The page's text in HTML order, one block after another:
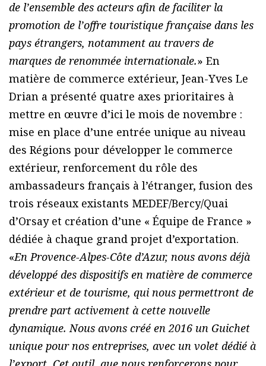
de l’ensemble des acteurs afin de faciliter la
promotion de l’offre touristique française dans les
pays étrangers, notamment au travers de
marques de renommée internationale.» En
matière de commerce extérieur, Jean-Yves Le
Drian a présenté quatre axes prioritaires à
mettre en œuvre d’ici le mois de novembre :
mise en place d’une entrée unique au niveau
des Régions pour développer le commerce
extérieur, renforcement du rôle des
ambassadeurs français à l’étranger, fusion des
trois réseaux existants MEDEF/Bercy/Quai
d’Orsay et création d’une « Équipe de France »
dédiée à chaque grand projet d’exportation.
«En Provence-Alpes-Côte d’Azur, nous avons déjà
développé des dispositifs en matière de commerce
extérieur et de tourisme, qui nous permettront de
prendre part activement à cette nouvelle
dynamique. Nous avons créé en 2016 un Guichet
unique pour nos entreprises, avec un volet dédié à